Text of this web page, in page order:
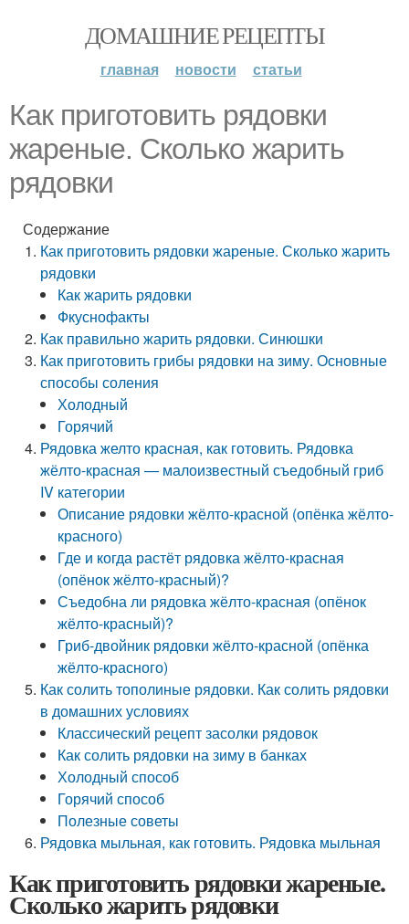
ДОМАШНИЕ РЕЦЕПТЫ
главная новости статьи
Как приготовить рядовки
жареные. Сколько жарить
рядовки
Содержание
Как приготовить рядовки жареные. Сколько жарить
рядовки
Как жарить рядовки
Фкуснофакты
Как правильно жарить рядовки. Синюшки
Как приготовить грибы рядовки на зиму. Основные
способы соления
Холодный
Горячий
Рядовка желто красная, как готовить. Рядовка
жёлто-красная — малоизвестный съедобный гриб
IV категории
Описание рядовки жёлто-красной (опёнка жёлто-
красного)
Где и когда растёт рядовка жёлто-красная
(опёнок жёлто-красный)?
Съедобна ли рядовка жёлто-красная (опёнок
жёлто-красный)?
Гриб-двойник рядовки жёлто-красной (опёнка
жёлто-красного)
Как солить тополиные рядовки. Как солить рядовки
в домашних условиях
Классический рецепт засолки рядовок
Как солить рядовки на зиму в банках
Холодный способ
Горячий способ
Полезные советы
Рядовка мыльная, как готовить. Рядовка мыльная
Как приготовить рядовки жареные.
Сколько жарить рядовки